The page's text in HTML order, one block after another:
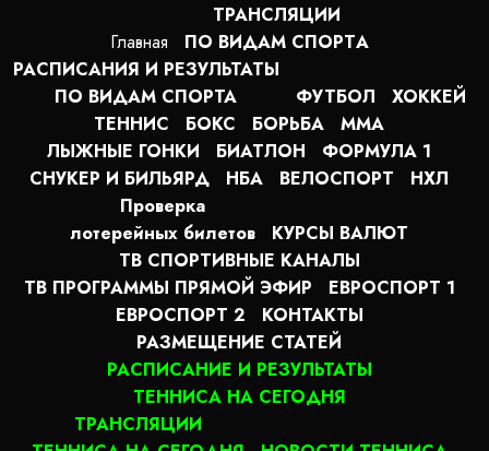
Главная
ТРАНСЛЯЦИИ
ПО ВИДАМ СПОРТA
РАСПИСАНИЯ И РЕЗУЛЬТАТЫ
ПО ВИДАМ СПОРТА
ФУТБОЛ
ХОККЕЙ
ТЕННИС
БОКС БОРЬБА
MMA
ЛЫЖНЫЕ ГОНКИ
БИАТЛОН
ФОРМУЛА 1
СНУКЕР И БИЛЬЯРД
НБА ВЕЛОСПОРТ
НХЛ
Проверка
лотерейных билетов
КУРСЫ ВАЛЮТ
ТВ СПОРТИВНЫЕ КАНАЛЫ
ТВ ПРОГРАММЫ ПРЯМОЙ ЭФИР
ЕВРОСПОРТ 1
ЕВРОСПОРТ 2
КОНТАКТЫ
РАЗМЕЩЕНИЕ СТАТЕЙ
РАСПИСАНИЕ И РЕЗУЛЬТАТЫ
ТЕННИСА НА СЕГОДНЯ
ТРАНСЛЯЦИИ